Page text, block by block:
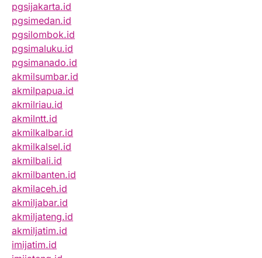
pgsijakarta.id
pgsimedan.id
pgsilombok.id
pgsimaluku.id
pgsimanado.id
akmilsumbar.id
akmilpapua.id
akmilriau.id
akmilntt.id
akmilkalbar.id
akmilkalsel.id
akmilbali.id
akmilbanten.id
akmilaceh.id
akmiljabar.id
akmiljateng.id
akmiljatim.id
imijatim.id